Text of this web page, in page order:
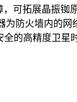
可拓展晶振铷
为防火墙内的网
全的高精度卫星